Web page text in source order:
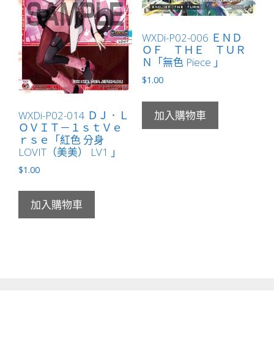
WXDi-P02-014 ＤＪ．Ｌ
ＯＶＩＴ－１ｓｔＶｅ
ｒｓｅ「紅色 分身
LOVIT（美美） LV1 」
$1.00
加入購物車
WXDi-P02-006 ＥＮＤ
ＯＦ ＴＨＥ ＴＵＲ
Ｎ「無色 Piece 」
$1.00
加入購物車